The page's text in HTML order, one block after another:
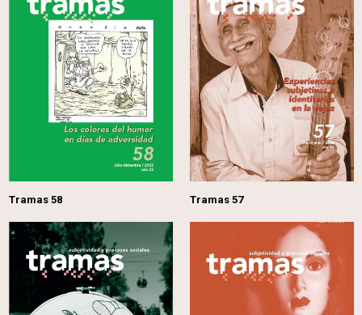
Tramas 58 Tramas 57